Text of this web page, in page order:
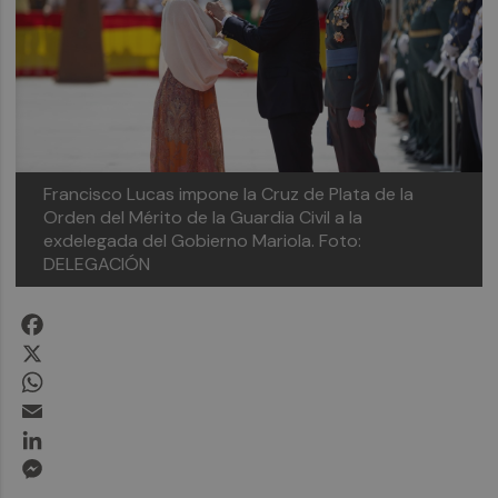
Francisco Lucas impone la Cruz de Plata de la
Orden del Mérito de la Guardia Civil a la
exdelegada del Gobierno Mariola. Foto:
DELEGACIÓN